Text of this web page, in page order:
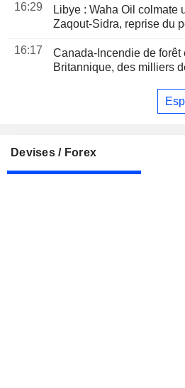
16:29
Libye : Waha Oil colmate
Zaqout-Sidra, reprise du
16:17
Canada-Incendie de forêt
Britannique, des milliers
Devises / Forex